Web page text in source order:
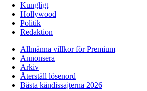
Kungligt
Hollywood
Politik
Redaktion
Allmänna villkor för Premium
Annonsera
Arkiv
Återställ lösenord
Bästa kändissajterna 2026